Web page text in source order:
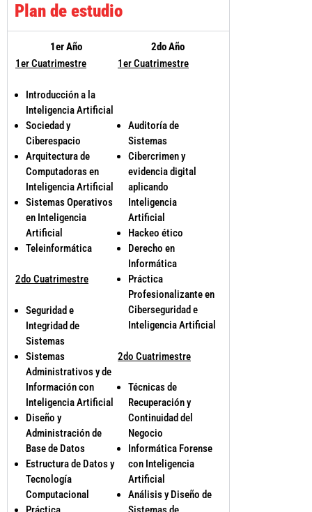
Plan de estudio
1er Año
2do Año
1er Cuatrimestre
Introducción a la
Inteligencia Artificial
Sociedad y
Ciberespacio
Arquitectura de
Computadoras en
Inteligencia Artificial
Sistemas Operativos
en Inteligencia
Artificial
Teleinformática
2do Cuatrimestre
Seguridad e
Integridad de
Sistemas
Sistemas
Administrativos y de
Información con
Inteligencia Artificial
Diseño y
Administración de
Base de Datos
Estructura de Datos y
Tecnología
Computacional
1er Cuatrimestre
Auditoría de
Sistemas
Cibercrimen y
evidencia digital
aplicando
Inteligencia
Artificial
Hackeo ético
Derecho en
Informática
Práctica
Profesionalizante en
Ciberseguridad e
Inteligencia Artificial
2do Cuatrimestre
Técnicas de
Recuperación y
Continuidad del
Negocio
Informática Forense
con Inteligencia
Artificial
Análisis y Diseño de